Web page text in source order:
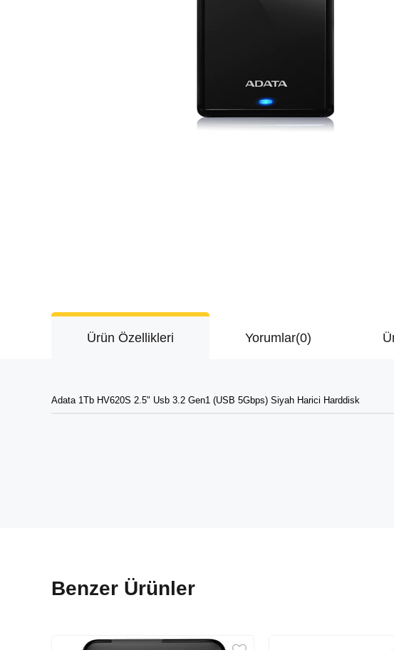
Ürün Özellikleri Yorumlar(0)
Adata 1Tb HV620S 2.5" Usb 3.2 Gen1 (USB 5Gbps) Siyah Harici Harddisk
Benzer Ürünler